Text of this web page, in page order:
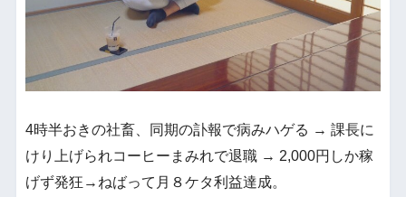
4時半おきの社畜、同期の訃報で病みハゲる → 課長に
けり上げられコーヒーまみれで退職 → 2,000円しか稼
げず発狂→ねばって月８ケタ利益達成。